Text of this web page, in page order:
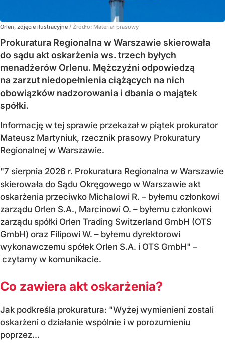
Orlen, zdjęcie ilustracyjne / Źródło: Materiał prasowy
Prokuratura Regionalna w Warszawie skierowała
do sądu akt oskarżenia ws. trzech byłych
menadżerów Orlenu. Mężczyźni odpowiedzą
na zarzut niedopełnienia ciążących na nich
obowiązków nadzorowania i dbania o majątek
spółki.
Informację w tej sprawie przekazał w piątek prokurator
Mateusz Martyniuk, rzecznik prasowy Prokuratury
Regionalnej w Warszawie.
"7 sierpnia 2026 r. Prokuratura Regionalna w Warszawie
skierowała do Sądu Okręgowego w Warszawie akt
oskarżenia przeciwko Michalowi R. – byłemu członkowi
zarządu Orlen S.A., Marcinowi O. – byłemu członkowi
zarządu spółki Orlen Trading Switzerland GmbH (OTS
GmbH) oraz Filipowi W. – byłemu dyrektorowi
wykonawczemu spółek Orlen S.A. i OTS GmbH" –
czytamy w komunikacie.
Co zawiera akt oskarżenia?
Jak podkreśla prokuratura: "Wyżej wymienieni zostali
oskarżeni o działanie wspólnie i w porozumieniu
poprzez...